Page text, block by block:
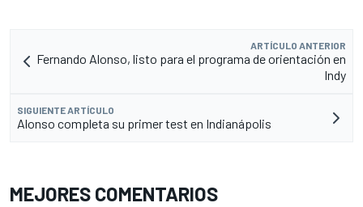
ARTÍCULO ANTERIOR
Fernando Alonso, listo para el programa de orientación en
Indy
SIGUIENTE ARTÍCULO
Alonso completa su primer test en Indianápolis
MEJORES COMENTARIOS